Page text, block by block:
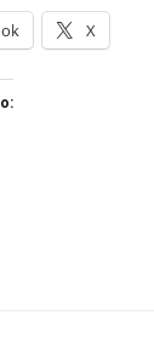
X